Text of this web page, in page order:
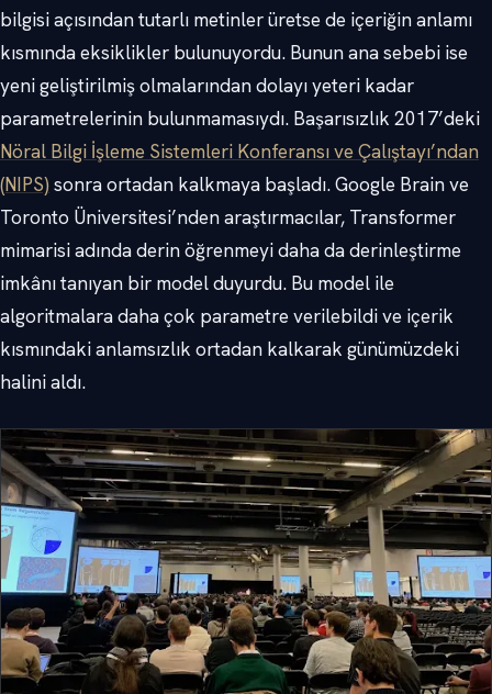
bilgisi açısından tutarlı metinler üretse de içeriğin anlamı
kısmında eksiklikler bulunuyordu. Bunun ana sebebi ise
yeni geliştirilmiş olmalarından dolayı yeteri kadar
parametrelerinin bulunmamasıydı. Başarısızlık 2017’deki
Nöral Bilgi İşleme Sistemleri Konferansı ve Çalıştayı’ndan
(NIPS) sonra ortadan kalkmaya başladı. Google Brain ve
Toronto Üniversitesi’nden araştırmacılar, Transformer
mimarisi adında derin öğrenmeyi daha da derinleştirme
imkânı tanıyan bir model duyurdu. Bu model ile
algoritmalara daha çok parametre verilebildi ve içerik
kısmındaki anlamsızlık ortadan kalkarak günümüzdeki
halini aldı.